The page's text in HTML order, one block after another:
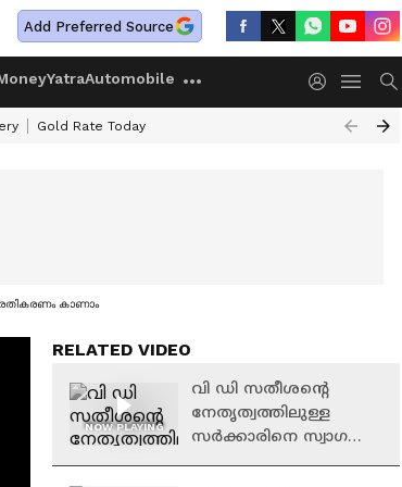
Add Preferred Source
YatraAutomobile
Gold Rate Today
കാണാം
RELATED VIDEO
NOW PLAYING
വി ഡി സതീശൻ്റെ
നേതൃത്വത്തിലുള്ള
സർക്കാരിനെ സ്വാഗതം